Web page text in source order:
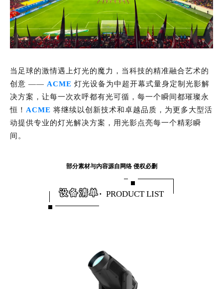
当足球的激情遇上灯光的魔力，当科技的精准融合艺术的
创意 —— ACME 灯光设备为中超开幕式量身定制光影解
决方案，让每一次欢呼都有光可循，每一个瞬间都璀璨永
恒！ ACME 将继续以创新技术和卓越品质，为更多大型活
动提供专业的灯光解决方案，用光影点亮每一个精彩瞬
间。
部分素材与内容源自网络 侵权必删
设备清单· PRODUCT LIST